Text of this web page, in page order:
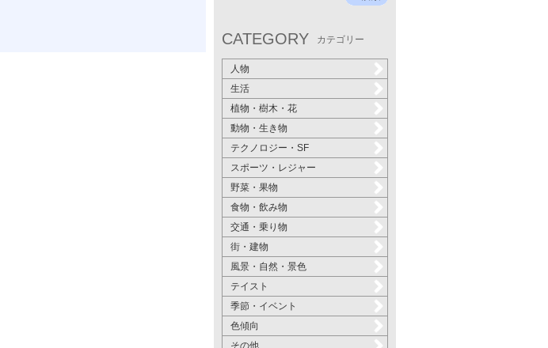
CATEGORY カテゴリー
人物
生活
植物・樹木・花
動物・生き物
テクノロジー・SF
スポーツ・レジャー
野菜・果物
食物・飲み物
交通・乗り物
街・建物
風景・自然・景色
テイスト
季節・イベント
色傾向
その他